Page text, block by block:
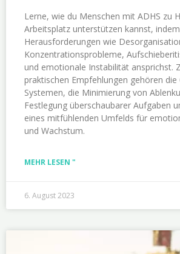
Lerne, wie du Menschen mit ADHS zu
Arbeitsplatz unterstützen kannst,
Herausforderungen wie
Konzentrationsprobleme,
und emotionale Instabilität ansprichst.
praktischen Empfehlungen gehören
Systemen, die Minimierung von
Festlegung überschaubarer Aufgaben
eines mitfühlenden Umfelds für
und Wachstum.
MEHR LESEN "
6. August 2023